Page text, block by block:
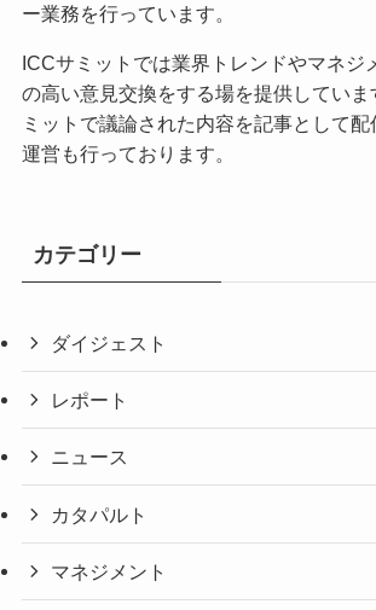
ー業務を行っています。
ICCサミットでは業界トレンドやマネジ
の高い意見交換をする場を提供してい
ミットで議論された内容を記事として
運営も行っております。
カテゴリー
ダイジェスト
レポート
ニュース
カタパルト
マネジメント